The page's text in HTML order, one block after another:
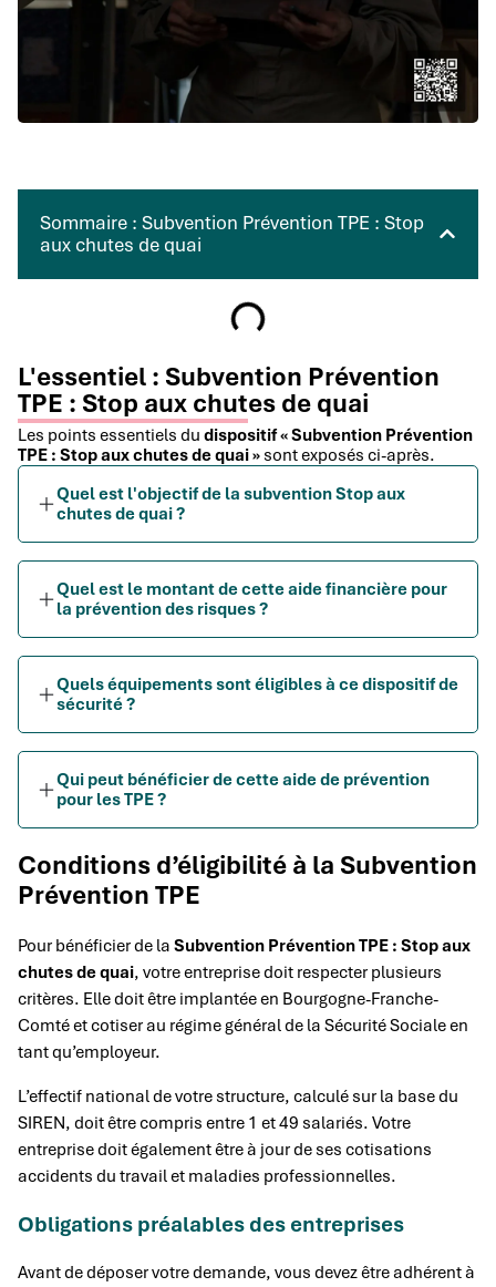
Sommaire : Subvention Prévention TPE : Stop
aux chutes de quai
L'essentiel : Subvention Prévention
TPE : Stop aux chutes de quai
Les points essentiels du dispositif « Subvention Prévention
TPE : Stop aux chutes de quai » sont exposés ci-après.
Quel est l'objectif de la subvention Stop aux
chutes de quai ?
Quel est le montant de cette aide financière pour
la prévention des risques ?
Quels équipements sont éligibles à ce dispositif de
sécurité ?
Qui peut bénéficier de cette aide de prévention
pour les TPE ?
Conditions d’éligibilité à la Subvention
Prévention TPE
Pour bénéficier de la Subvention Prévention TPE : Stop aux
chutes de quai, votre entreprise doit respecter plusieurs
critères. Elle doit être implantée en Bourgogne-Franche-
Comté et cotiser au régime général de la Sécurité Sociale en
tant qu’employeur.
L’effectif national de votre structure, calculé sur la base du
SIREN, doit être compris entre 1 et 49 salariés. Votre
entreprise doit également être à jour de ses cotisations
accidents du travail et maladies professionnelles.
Obligations préalables des entreprises
Avant de déposer votre demande, vous devez être adhérent à